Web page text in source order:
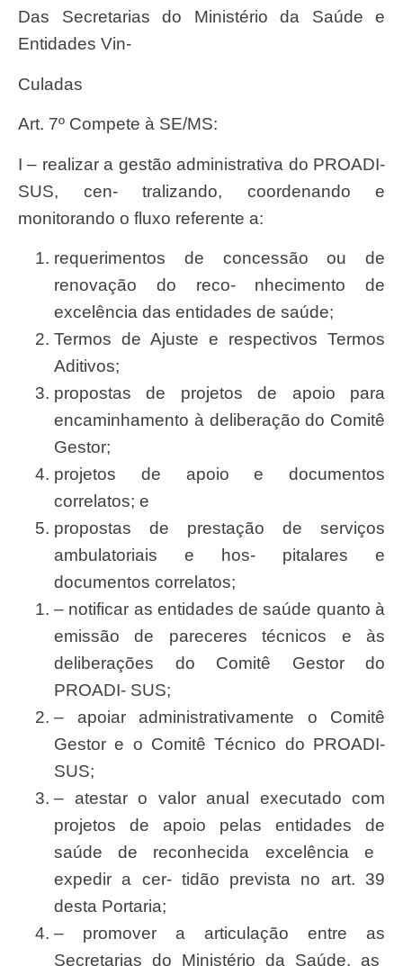
Das Secretarias do Ministério da Saúde e
Entidades Vin-
culadas
Art. 7º Compete à SE/MS:
I – realizar a gestão administrativa do PROADI-
SUS, cen- tralizando, coordenando e
monitorando o fluxo referente a:
requerimentos de concessão ou de
renovação do reco- nhecimento de
excel ência das entidades de saúde;
Termos de Ajuste e respectivos Termos
Aditivos;
propostas de projetos de apoio para
encaminhamento à deliberação do Comitê
Gestor;
projetos de apoio e documentos
correlatos; e
propostas de prestação de serviços
ambulatoriais e hos- pitalares e
documentos correlatos;
– notificar as entidades desaúde quanto à
emissão de pareceres técnicos e às
deliberações do Comitê Gestor do
PROADI- SUS;
– apoiar administrativamente o Comitê
Gestor e o ComitêTécnico do PROADI-
SUS;
– atestar o valor anual executado com
projetos de apoio pelas entidades de
saúdede reconhecida excelência e
expedir a cer-tidão prevista no art. 39
desta Portaria;
– promover a articulação entre as
Secretarias do Ministério da Saúde, as